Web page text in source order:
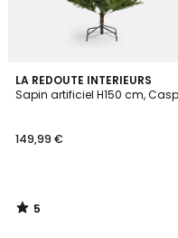
LA REDOUTE INTERIEURS
Sapin artificiel H150 cm,
€.
149,99 €
5
/
5
/